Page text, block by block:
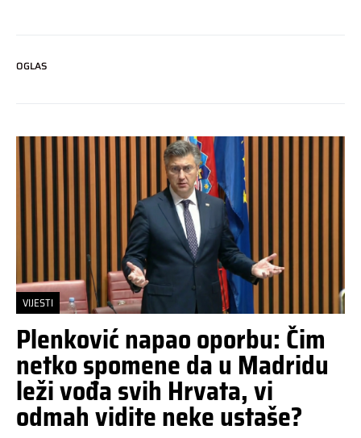
OGLAS
VIJESTI
Plenković napao oporbu: Čim
netko spomene da u Madridu
leži vođa svih Hrvata, vi
odmah vidite neke ustaše?